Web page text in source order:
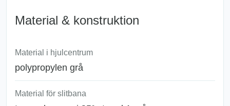
Material & konstruktion
Material i hjulcentrum
polypropylen grå
Material för slitbana